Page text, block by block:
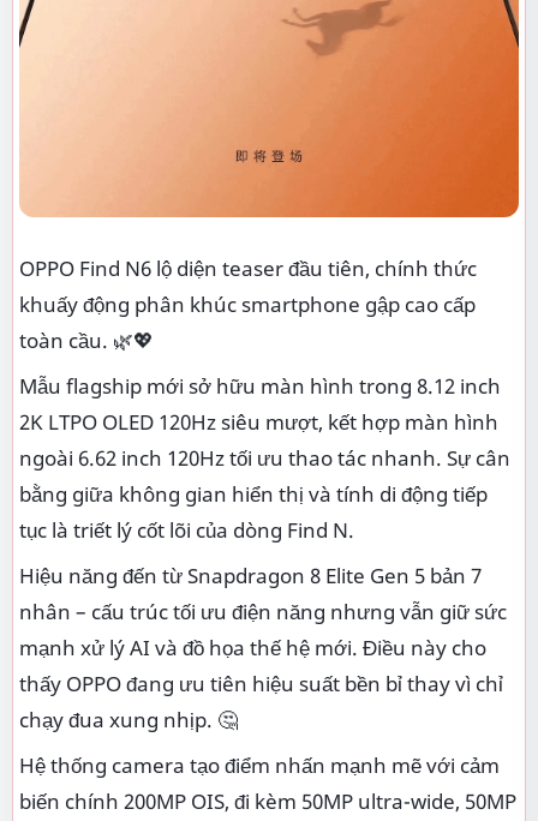
OPPO Find N6 lộ diện teaser đầu tiên, chính thức
khuấy động phân khúc smartphone gập cao cấp
toàn cầu. 🌿💖
Mẫu flagship mới sở hữu màn hình trong 8.12 inch
2K LTPO OLED 120Hz siêu mượt, kết hợp màn hình
ngoài 6.62 inch 120Hz tối ưu thao tác nhanh. Sự cân
bằng giữa không gian hiển thị và tính di động tiếp
tục là triết lý cốt lõi của dòng Find N.
Hiệu năng đến từ Snapdragon 8 Elite Gen 5 bản 7
nhân – cấu trúc tối ưu điện năng nhưng vẫn giữ sức
mạnh xử lý AI và đồ họa thế hệ mới. Điều này cho
thấy OPPO đang ưu tiên hiệu suất bền bỉ thay vì chỉ
chạy đua xung nhịp. 🤔
Hệ thống camera tạo điểm nhấn mạnh mẽ với cảm
biến chính 200MP OIS, đi kèm 50MP ultra-wide, 50MP